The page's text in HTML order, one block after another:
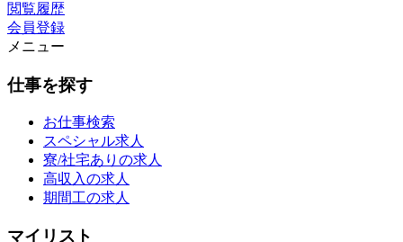
閲覧履歴
会員登録
メニュー
仕事を探す
お仕事検索
スペシャル求人
寮/社宅ありの求人
高収入の求人
期間工の求人
マイリスト